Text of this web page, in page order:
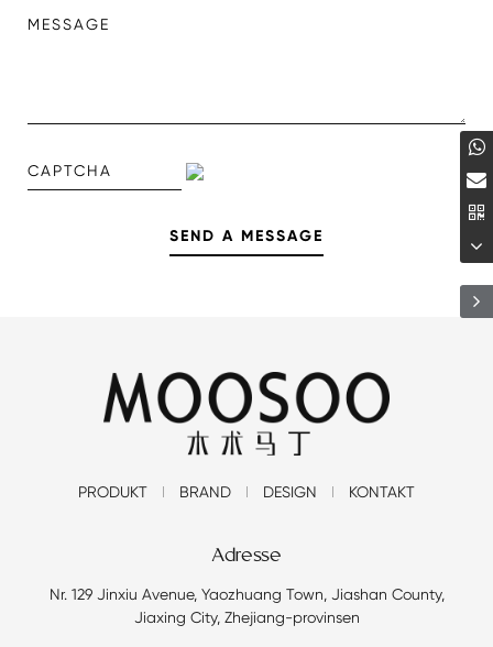
PRODUKT BRAND DESIGN KONTAKT
Adresse
Nr. 129 Jinxiu Avenue, Yaozhuang Town, Jiashan County,
Jiaxing City, Zhejiang-provinsen